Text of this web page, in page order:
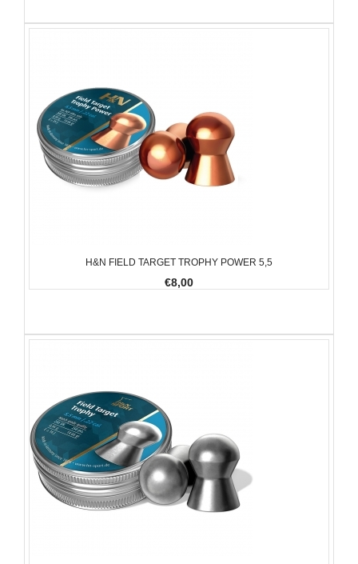
H&N FIELD TARGET TROPHY POWER 5,5
€8,00